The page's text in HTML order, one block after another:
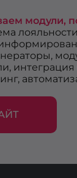
интеграция